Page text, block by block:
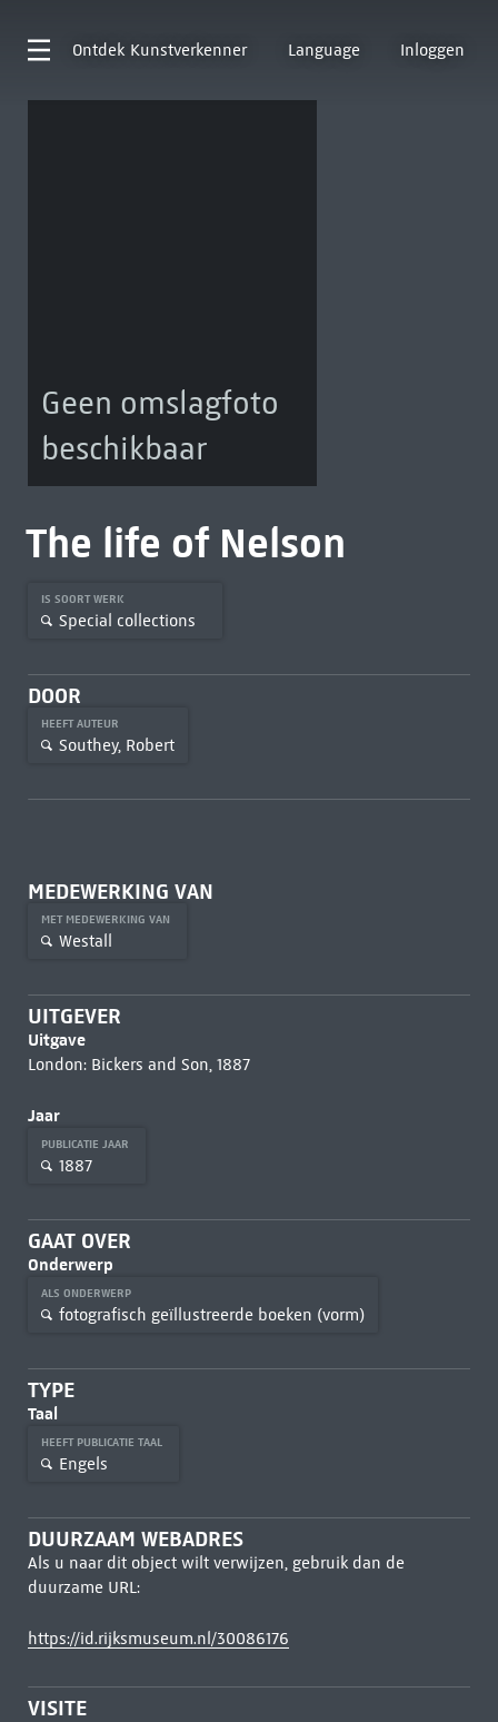
Ontdek Kunstverkenner Language Inloggen
Geen omslagfoto
beschikbaar
The life of Nelson
IS SOORT WERK
Special collections
DOOR
HEEFT AUTEUR
Southey, Robert
MEDEWERKING VAN
MET MEDEWERKING VAN
Westall
UITGEVER
Uitgave
London: Bickers and Son, 1887
Jaar
PUBLICATIE JAAR
1887
GAAT OVER
Onderwerp
ALS ONDERWERP
fotografisch geïllustreerde boeken (vorm)
TYPE
Taal
HEEFT PUBLICATIE TAAL
Engels
DUURZAAM WEBADRES
Als u naar dit object wilt verwijzen, gebruik dan de
duurzame URL:
https://id.rijksmuseum.nl/30086176
VISITE